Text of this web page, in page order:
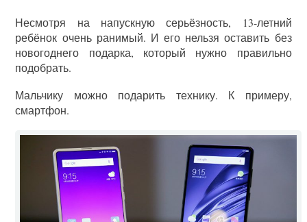
Несмотря на напускную серьёзность, 13-летний
ребёнок очень ранимый. И его нельзя оставить без
новогоднего подарка, который нужно правильно
подобрать.
Мальчику можно подарить технику. К примеру,
смартфон.